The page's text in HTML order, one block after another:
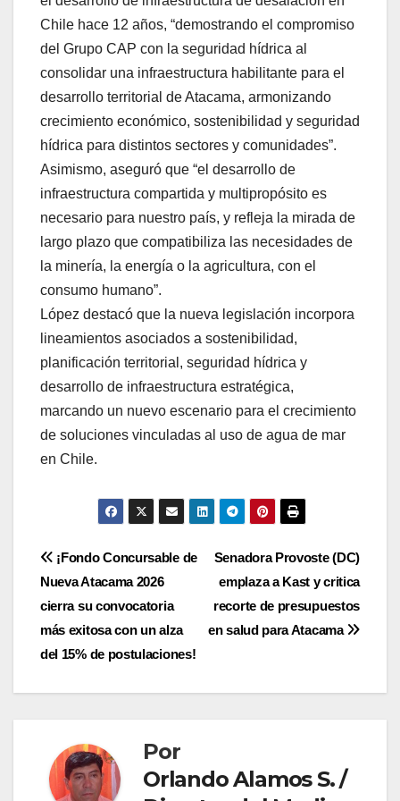
Chile hace 12 años, “demostrando el compromiso
del Grupo CAP con la seguridad hídrica al
consolidar una infraestructura habilitante para el
desarrollo territorial de Atacama, armonizando
crecimiento económico, sostenibilidad y seguridad
hídrica para distintos sectores y comunidades”.
Asimismo, aseguró que “el desarrollo de
infraestructura compartida y multipropósito es
necesario para nuestro país, y refleja la mirada de
largo plazo que compatibiliza las necesidades de
la minería, la energía o la agricultura, con el
consumo humano”.
López destacó que la nueva legislación incorpora
lineamientos asociados a sostenibilidad,
planificación territorial, seguridad hídrica y
desarrollo de infraestructura estratégica,
marcando un nuevo escenario para el crecimiento
de soluciones vinculadas al uso de agua de mar
en Chile.
Navegación
de
entradas
Senadora Provoste (DC)
emplaza a Kast y critica
recorte de presupuestos
en salud para Atacama
¡Fondo Concursable de
Nueva Atacama 2026
cierra su convocatoria
más exitosa con un alza
del 15% de postulaciones!
Por
Orlando Alamos S. /